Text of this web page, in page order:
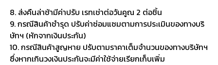
8. ส่งคืนล่าช้ามีค่าปรับ เรทเช่าต่อวันคูณ 2 ต่อชิ้น
9. กรณีสินค้าชำรุด ปรับค่าซ่อมแซมตามการประเมินของทางบริ
ษัทฯ (หักจากเงินประกัน)
10. กรณีสินค้าสูญหาย ปรับตามราคาเต็มจำนวนของทางบริษัทฯ
ซึ่งหากเกินวงเงินประกันจะมีค่าใช้จ่ายเรียกเก็บเพิ่ม